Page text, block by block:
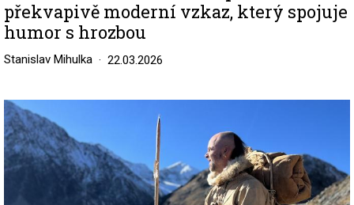
překvapivě moderní vzkaz, který spojuje
humor s hrozbou
Stanislav Mihulka 22.03.2026
Image